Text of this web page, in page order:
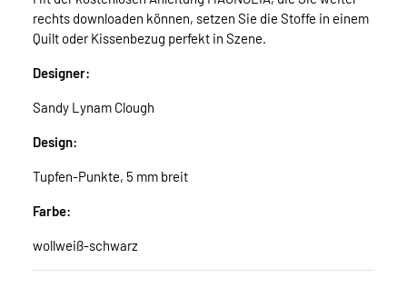
rechts downloaden können, setzen Sie die Stoffe in einem
Quilt oder Kissenbezug perfekt in Szene.
Designer:
Sandy Lynam Clough
Design:
Tupfen-Punkte, 5 mm breit
Farbe:
wollweiß-schwarz